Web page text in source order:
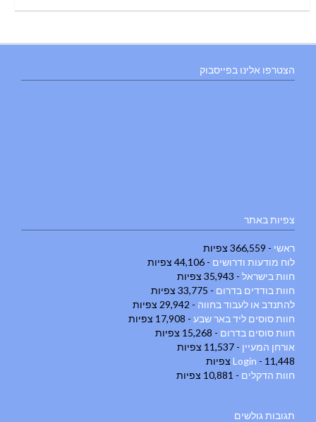
הצטרפו אלינו בפייסבוק
צפיות באתר
ראשי - 366,559 צפיות
לוח מודעות ודרושים - 44,106 צפיות
חוות בישראל - 35,943 צפיות
חוות בודדים בדרום - 33,775 צפיות
להתנדב או לעבוד בחווה - 29,942 צפיות
חוות סוסים ליד באר שבע - 17,908 צפיות
חוות סוסים בדרום - 15,268 צפיות
אורחן המעיין - 11,537 צפיות
Login - 11,448 צפיות
חוות הדקלים - 10,881 צפיות
תגובות גולשים